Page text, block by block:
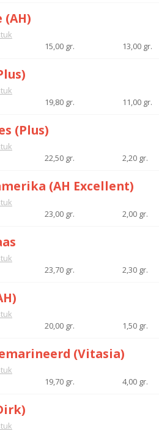
15,00 gr. 13,00 gr.
19,80 gr. 11,00 gr.
(Plus)
22,50 gr. 2,20 gr.
(AH Excellent)
23,00 gr. 2,00 gr.
23,70 gr. 2,30 gr.
20,00 gr. 1,50 gr.
(Vitasia)
19,70 gr. 4,00 gr.